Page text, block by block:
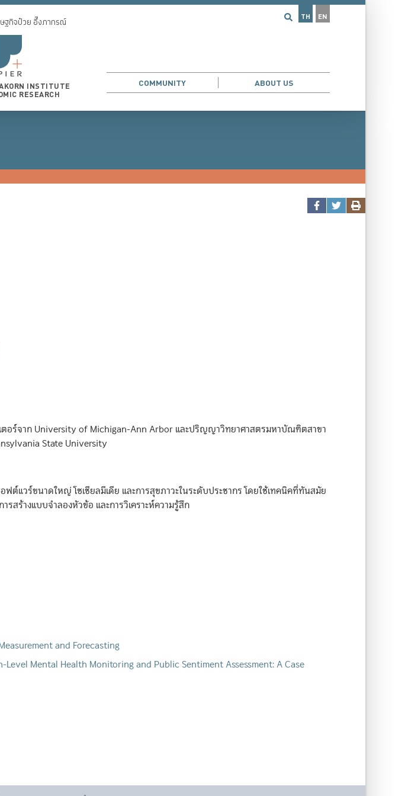
TH EN
ฐกิจป๋วย อึ๊งภากรณ์
INSTITUTE
RESEARCH
COMMUNITY ABOUT US
ตอร์จาก University of Michigan-Ann Arbor และปริญญาวิทยาศาสตรมหาบัณฑิตสาขา
State University
ต์แวร์ขนาดใหญ่ โซเชียลมีเดีย และการสุขภาวะในระดับประชากร โดยใช้เทคนิคที่ทันสมัย
รสร้างแบบจำลองหัวข้อ และการวิเคราะห์ความรู้สึก
and Forecasting
Mental Health Monitoring and Public Sentiment Assessment: A Case